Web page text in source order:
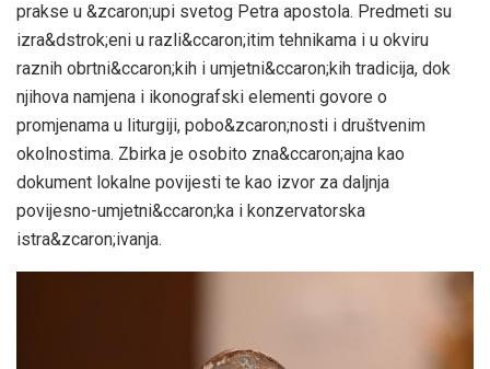
prakse u &zcaron;upi svetog Petra apostola. Predmeti su
izra&dstrok;eni u razli&ccaron;itim tehnikama i u okviru
raznih obrtni&ccaron;kih i umjetni&ccaron;kih tradicija, dok
njihova namjena i ikonografski elementi govore o
promjenama u liturgiji, pobo&zcaron;nosti i društvenim
okolnostima. Zbirka je osobito zna&ccaron;ajna kao
dokument lokalne povijesti te kao izvor za daljnja
povijesno-umjetni&ccaron;ka i konzervatorska
istra&zcaron;ivanja.